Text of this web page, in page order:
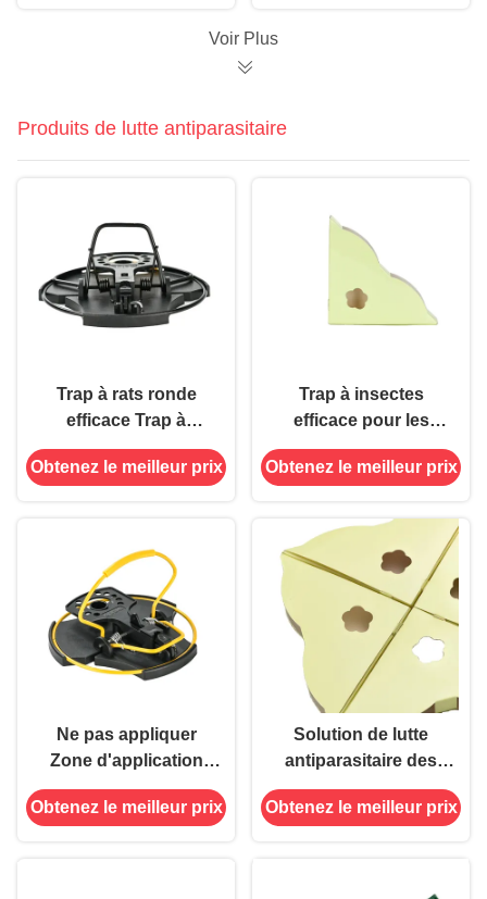
Voir Plus
Produits de lutte antiparasitaire
Trap à rats ronde
efficace Trap à
pinceau avec piles 30
pièces
Obtenez le meilleur prix
Trap à insectes
efficace pour les
fenêtres de lutte
contre les ravageurs
personnalisée et 2,0 g
de colle incluse
Obtenez le meilleur prix
Ne pas appliquer
Zone d'application
conception innovante
Prise de piège à
Obtenez le meilleur prix
Solution de lutte
antiparasitaire des
araignées Collage
pour fenêtre piège à
Obtenez le meilleur prix